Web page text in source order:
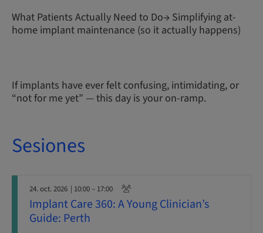
What Patients Actually Need to Do→ Simplifying at-
home implant maintenance (so it actually happens)
If implants have ever felt confusing, intimidating, or
“not for me yet” — this day is your on-ramp.
Sesiones
24. oct. 2026 | 10:00 – 17:00
Implant Care 360: A Young Clinician’s
Guide: Perth